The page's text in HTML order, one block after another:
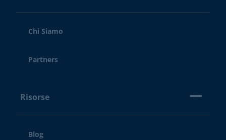
Chi Siamo
Partners
Risorse
Blog